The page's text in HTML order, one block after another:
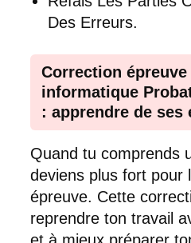
Des Erreurs.
Correction
informatique
: apprendre de ses
Quand tu comprends
deviens plus fort pour
épreuve. Cette
reprendre ton travail